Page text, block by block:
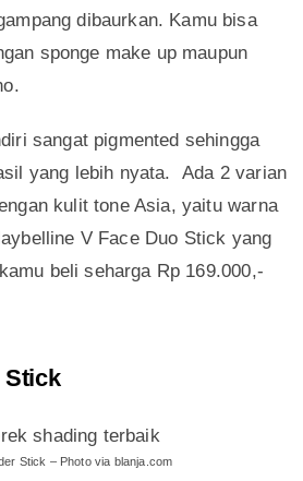
dibaurkan. Kamu bisa
sponge make up maupun
sangat pigmented sehingga
yang lebih nyata. Ada 2 varian
kulit tone Asia, yaitu warna
V Face Duo Stick yang
beli seharga Rp 169.000,-
Stick
Stick – Photo via blanja.com